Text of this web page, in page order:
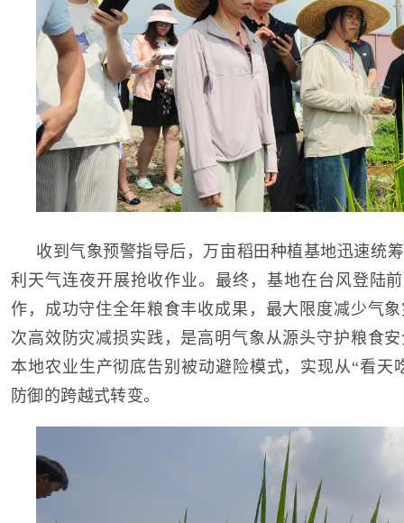
收到气象预警指导后，万亩稻田种植基地迅速统
利天气连夜开展抢收作业。最终，基地在台风登陆
作，成功守住全年粮食丰收成果，最大限度减少气
次高效防灾减损实践，是高明气象从源头守护粮食
本地农业生产彻底告别被动避险模式，实现从“看天
防御的跨越式转变。